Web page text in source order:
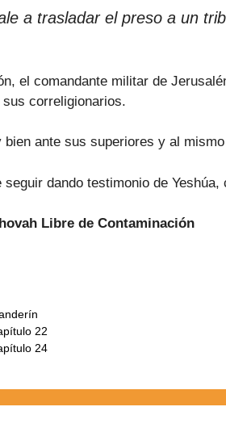
a trasladar el preso a un
el comandante militar de
correligionarios.
bien ante sus superiores y al
seguir dando testimonio de
Libre de Contaminación
22
24